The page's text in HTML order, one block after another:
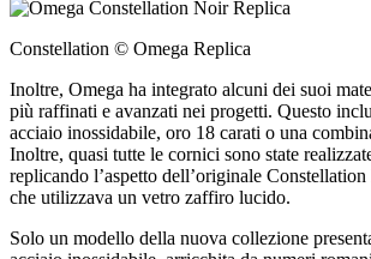
Constellation © Omega Replica
Inoltre, Omega ha integrato alcuni dei suoi
più raffinati e avanzati nei progetti. Questo
acciaio inossidabile, oro 18 carati o una
Inoltre, quasi tutte le cornici sono state
replicando l’aspetto dell’originale
che utilizzava un vetro zaffiro lucido.
Solo un modello della nuova collezione